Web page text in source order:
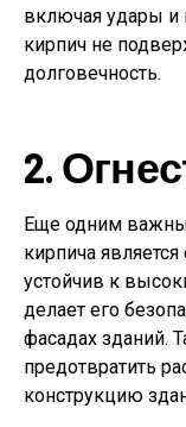
включая удары и
кирпич не
долговечность.
2.
Еще одним
кирпича
устойчив к
делает его
фасадах зданий.
предотвратить
конструкцию